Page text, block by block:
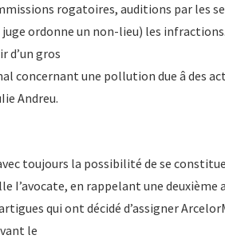
rogatoires, auditions par les
ordonne un non-lieu) les
d’un gros
concernant une pollution due â des
Andreu.
toujours la possibilité de se
I’avocate, en rappelant une deuxième
qui ont décidé d’assigner
le